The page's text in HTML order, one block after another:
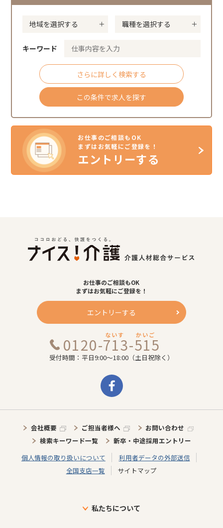
キーワード
さらに詳しく検索する
この条件で求人を探す
お仕事のご相談もOK
まずはお気軽にご登録を！
エントリーする
お仕事のご相談もOK
まずはお気軽にご登録を！
エントリーする
0120-713-515
ないす かいご
受付時間：平日9:00～18:00（土日祝除く）
会社概要 ご担当者様へ
お問い合わせ
検索キーワード一覧
新卒・中途採用エントリー
個人情報の取り扱いについて
利用者データの外部送信
全国支店一覧
サイトマップ
私たちについて